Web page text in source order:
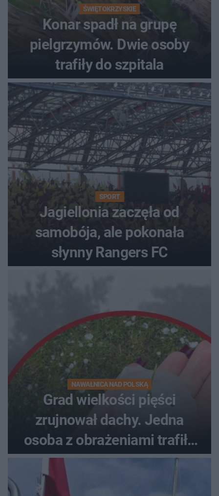
ŚWIĘTOKRZYSKIE
Konar spadł na grupę
pielgrzymów. Dwie osoby
trafiły do szpitala
SPORT
Jagiellonia zaczęła od
samobója, ale pokonała
słynny Rangers FC
NAWAŁNICA NAD POLSKĄ
Grad wielkości pięści
zrujnował dachy. Jedna
osoba z obrażeniami trafiła
do szpitala